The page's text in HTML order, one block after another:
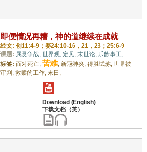
即便情况再糟，神的道继续在成就
经文: 创11:4-9；赛24:10-16，21，23；25:6-9
课题: 属灵争战, 世界观, 定见, 末世论, 乐龄事工,
标签: 面对死亡, 苦难, 新冠肺炎, 得胜试炼, 世界被
审判, 救赎的工作, 末日,